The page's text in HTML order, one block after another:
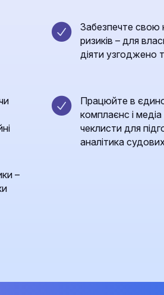
Забезпечте свою
ризиків – для
діяти узгоджено
Працюйте в
комплаєнс і
чеклисти для
аналітика
–